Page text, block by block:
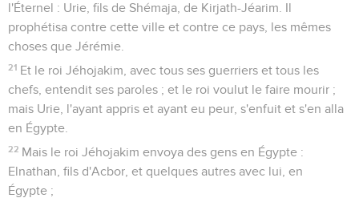
l'Éternel : Urie, fils de Shémaja, de Kirjath-Jéarim. Il
prophétisa contre cette ville et contre ce pays, les mêmes
choses que Jérémie.
21 Et le roi Jéhojakim, avec tous ses guerriers et tous les
chefs, entendit ses paroles ; et le roi voulut le faire mourir ;
mais Urie, l'ayant appris et ayant eu peur, s'enfuit et s'en alla
en Égypte.
22 Mais le roi Jéhojakim envoya des gens en Égypte :
Elnathan, fils d'Acbor, et quelques autres avec lui, en
Égypte ;